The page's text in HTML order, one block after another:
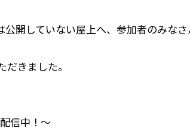
開していない屋上へ、参加者のみな
きました。
信中！～